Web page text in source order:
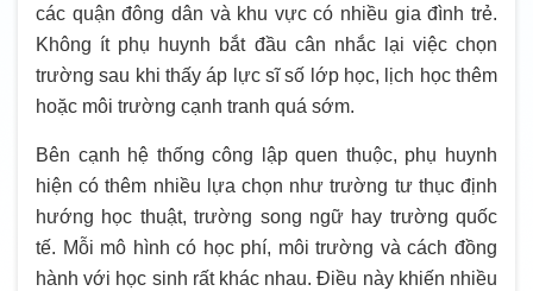
các quận đông dân và khu vực có nhiều gia đình trẻ.
Không ít phụ huynh bắt đầu cân nhắc lại việc chọn
trường sau khi thấy áp lực sĩ số lớp học, lịch học thêm
hoặc môi trường cạnh tranh quá sớm.
Bên cạnh hệ thống công lập quen thuộc, phụ huynh
hiện có thêm nhiều lựa chọn như trường tư thục định
hướng học thuật, trường song ngữ hay trường quốc
tế. Mỗi mô hình có học phí, môi trường và cách đồng
hành với học sinh rất khác nhau. Điều này khiến nhiều